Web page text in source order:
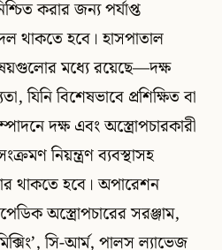
করার জন্য পর্যাপ্ত
থাকতে হবে। হাসপাতাল
মধ্যে রয়েছে—দক্ষ
যিনি বিশেষভাবে প্রশিক্ষিত বা
দক্ষ এবং অস্ত্রোপচারকারী
নিয়ন্ত্রণ ব্যবস্থাসহ
থাকতে হবে। অপারেশন
অস্ত্রোপচারের সরঞ্জাম,
সি-আর্ম, পালস ল্যাভেজ